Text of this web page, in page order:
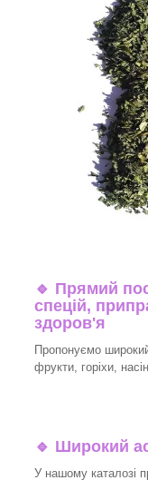
🔹 Прямий
спецій,
здоров'я
Пропонуємо
фрукти, горіхи,
🔹 Широкий
У нашому каталозі